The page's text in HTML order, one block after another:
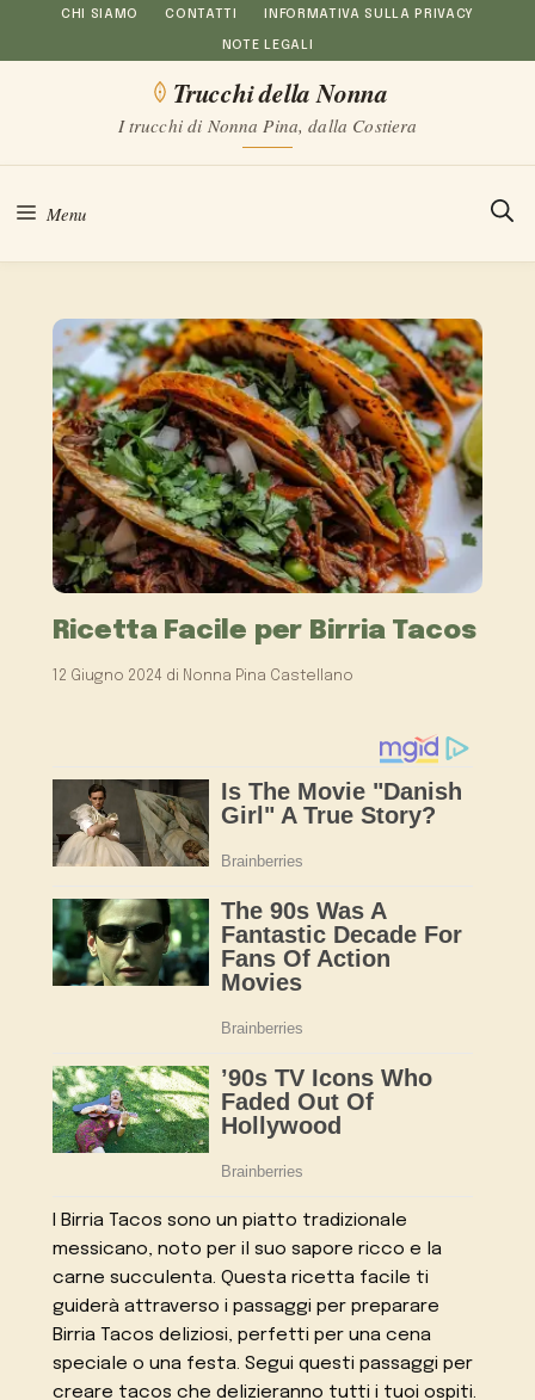
al
CHI SIAMO CONTATTI INFORMATIVA SULLA PRIVACY
NOTE LEGALI
Trucchi della Nonna
I trucchi di Nonna Pina, dalla Costiera
Menu
Ricetta Facile per Birria Tacos
12 Giugno 2024 di Nonna Pina Castellano
I Birria Tacos sono un piatto tradizionale
messicano, noto per il suo sapore ricco e la
carne succulenta. Questa ricetta facile ti
guiderà attraverso i passaggi per preparare
Birria Tacos deliziosi, perfetti per una cena
speciale o una festa. Segui questi passaggi per
creare tacos che delizieranno tutti i tuoi ospiti.